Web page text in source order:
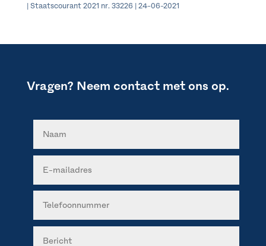
| Staatscourant 2021 nr. 33226 | 24-06-2021
Vragen? Neem contact met ons op.